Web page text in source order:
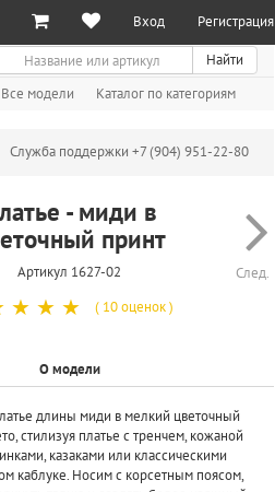
Вход Регистрация
Найти
Все модели Каталог по категориям
Служба поддержки +7 (904) 951-22-80
- миди в
принт
Артикул 1627-02 След.
☆
☆
☆ ( 10 оценок )
О модели
длины миди в мелкий цветочный
стилизуя платье с тренчем, кожаной
казаками или классическими
каблуке. Носим с корсетным поясом,